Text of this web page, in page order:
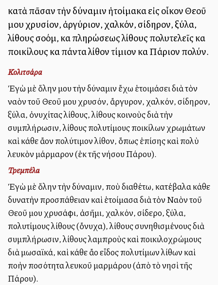
κατὰ πᾶσαν τὴν δύναμιν ἡτοίμακα εἰς οἶκον Θεοῦ
μου χρυσίον, ἀργύριον, χαλκόν, σίδηρον, ξύλα,
λίθους σοόμ, καὶ πληρώσεως λίθους πολυτελεῖς καὶ
ποικίλους καὶ πάντα λίθον τίμιον καὶ Πάριον πολύν.
Κολιτσάρα
Ἐγὼ μὲ ὅλην μου τὴν δύναμιν ἔχω ἑτοιμάσει διὰ τὸν
ναὸν τοῦ Θεοῦ μου χρυσόν, ἄργυρον, χαλκόν, σίδηρον,
ξύλα, ὀνυχίτας λίθους, λίθους κοινοὺς διὰ τὴν
συμπλήρωσιν, λίθους πολυτίμους ποικίλων χρωμάτων
καὶ κάθε ἄλλον πολύτιμον λίθον, ὅπως ἐπίσης καὶ πολὺ
λευκὸν μάρμαρον (ἐκ τῆς νήσου Πάρου).
Τρεμπέλα
Ἐγὼ μὲ ὅλην τὴν δύναμιν, ποὺ διαθέτω, κατέβαλα κάθε
δυνατὴν προσπάθειαν καὶ ἑτοίμασα διὰ τὸν Ναὸν τοῦ
Θεοῦ μου χρυσάφι, ἀσῆμι, χαλκόν, σίδερο, ξύλα,
πολυτίμους λίθους (ὄνυχα), λίθους συνηθισμένους διὰ
συμπλήρωσιν, λίθους λαμπροὺς καὶ ποικιλοχρώμους
διὰ μωσαϊκά, καὶ κάθε ἄλλο εἶδος πολυτίμων λίθων καὶ
πολλὴν ποσότητα λευκοῦ μαρμάρου (ἀπὸ τὸ νησὶ τῆς
Πάρου).